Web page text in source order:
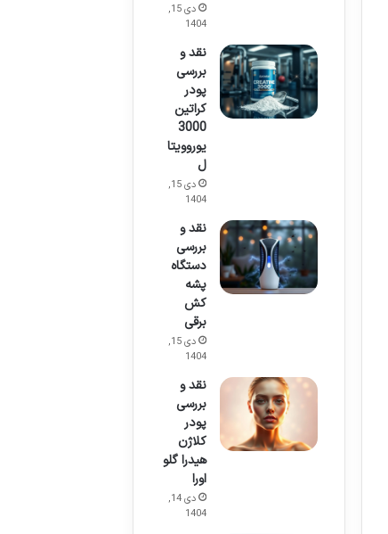
دی 15,
1404
نقد و
بررسی
پودر
کراتین
3000
یوروویتا
ل
دی 15,
1404
نقد و
بررسی
دستگاه
پشه
کش
برقی
دی 15,
1404
نقد و
بررسی
پودر
کلاژن
هیدرا گلو
اورا
دی 14,
1404